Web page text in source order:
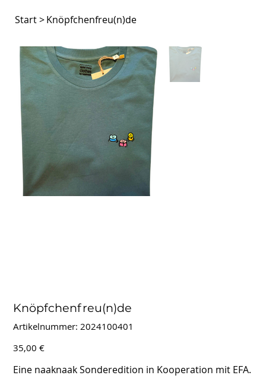
Start>Knöpfchenfreu(n)de
Knöpfchenfreu(n)de
Artikelnummer: Artikelnummer:
2024100401
2024100401
Preis
35,00 €
Eine naaknaak Sonderedition in Kooperation mit EFA.